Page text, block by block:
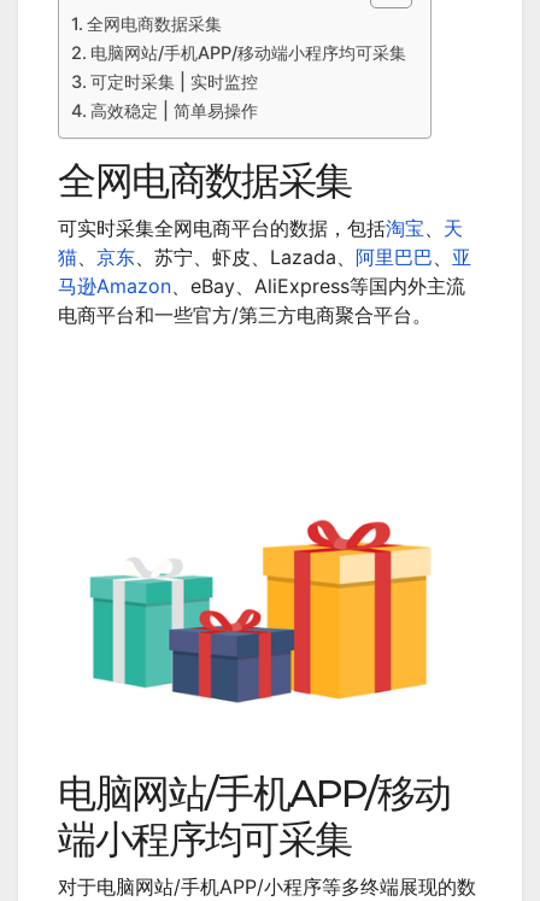
全网电商数据采集
电脑网站/手机APP/移动端小程序均可采集
可定时采集 | 实时监控
高效稳定 | 简单易操作
全网电商数据采集
可实时采集全网电商平台的数据，包括淘宝
天
猫 、京东 、苏宁、虾皮、Lazada、 阿里巴巴
亚
马逊Amazon 、eBay、AliExpress等国内外主流
电商平台和一些官方/第三方电商聚合平台。
电脑网站/手机APP/移动
端小程序均可采集
对于电脑网站/手机APP/小程序等多终端展现的数